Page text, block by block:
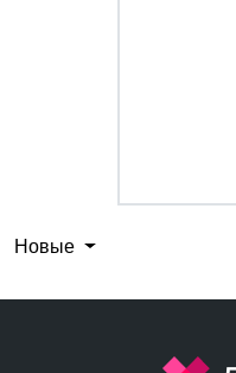
Новые